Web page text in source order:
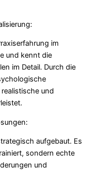
im
und kennt die
im Detail. Durch die
und
aufgebaut. Es
sondern echte
und